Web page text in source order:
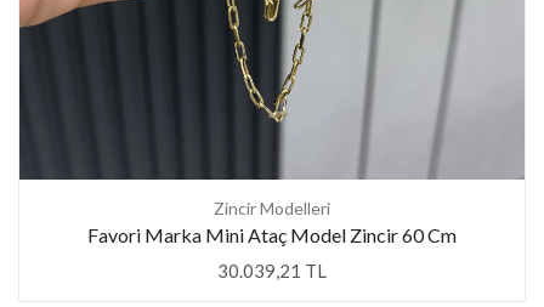
Zincir Modelleri
Favori Marka Mini Ataç Model Zincir 60 Cm
30.039,21 TL